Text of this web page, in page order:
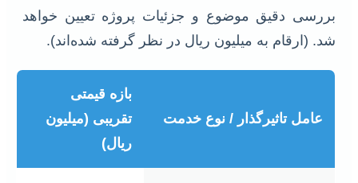
بررسی دقیق موضوع و جزئیات پروژه تعیین خواهد
شد. (ارقام به میلیون ریال در نظر گرفته شده‌اند).
عامل تاثیرگذار / نوع خدمت
بازه قیمتی
تقریبی (میلیون
ریال)